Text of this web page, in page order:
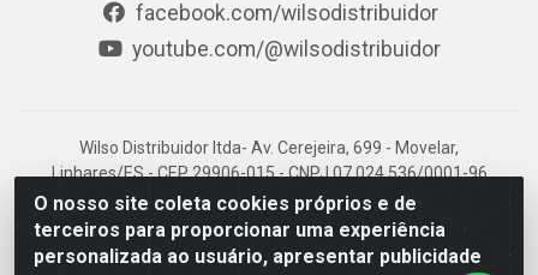
O nosso site coleta cookies próprios e de
terceiros para proporcionar uma experiência
personalizada ao usuário, apresentar publicidade
facebook.com/wilsodistribuidor
youtube.com/@wilsodistribuidor
Wilso Distribuidor ltda- Av. Cerejeira, 699 - Movelar,
Linhares/ES - CEP 29906-015 - CNPJ 07.024.536/0001-96